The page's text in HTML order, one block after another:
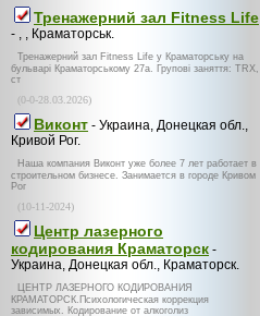
Тренажерний зал Fitness Life
- , , Краматорськ.
Тренажерний зал Fitness Life у Краматорську на
бульварі Краматорському 27а. Групові заняття: TRX,
ст
(0-0-28.03.2026)
Виконт - Украина, Донецкая обл.,
Кривой Рог.
Наша компания Виконт уже более 7 лет работает в
строительном бизнесе. Занимается в городе Кривом
Рог
(10-11-2024)
Центр лазерного
кодирования Краматорск -
Украина, Донецкая обл., Краматорск.
ЦЕНТР ЛАЗЕРНОГО КОДИРОВАНИЯ
КРАМАТОРСК.Психологическая коррекция
зависимых. Кодирование от алкоголиз